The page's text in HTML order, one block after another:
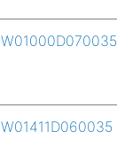
W01000D070035
W01411D060035